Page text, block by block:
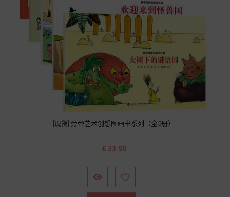
[现货] 旁帝艺术创想图画书系列（全5册）
价
€ 33.90
 